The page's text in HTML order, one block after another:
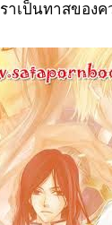
ราเป็นทาสของ